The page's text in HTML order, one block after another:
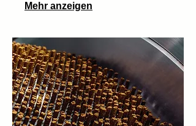
hochwertigen Agrarerzeugnissen,
sind. Vertrauen Sie auf unsere
langjährige Erfahrung und unser
Engagement für hervorragende
Produkte und erstklassigen
Service.
Mehr anzeigen